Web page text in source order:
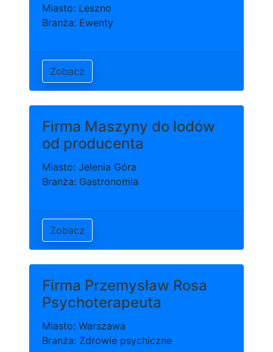
Miasto: Leszno
Branża: Ewenty
Zobacz
Firma Maszyny do lodów
od producenta
Miasto: Jelenia Góra
Branża: Gastronomia
Zobacz
Firma Przemysław Rosa
Psychoterapeuta
Miasto: Warszawa
Branża: Zdrowie psychiczne